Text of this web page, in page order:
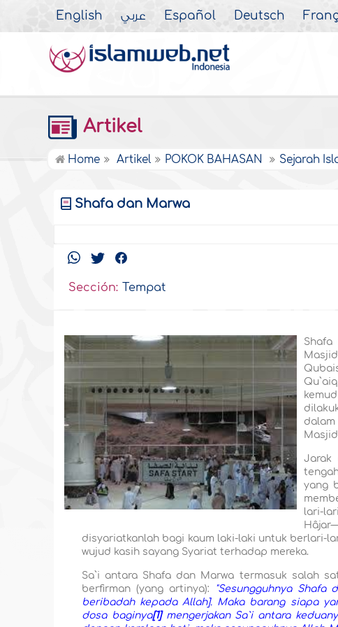
English عربي Español Deutsch
Artikel
Home Artikel POKOK BAHASAN Sejarah
Shafa dan Marwa
Sección: Tempat
Jarak
yang
lari-
disyariatkanlah bagi kaum laki-laki untuk berlari-
wujud kasih sayang Syariat terhadap mereka.
Sa`i antara Shafa dan Marwa termasuk salah
berfirman (yang artinya):
"Sesungguhnya
beribadah kepada Allah]. Maka barang siapa
dosa baginya[1]mengerjakan Sa`i antara